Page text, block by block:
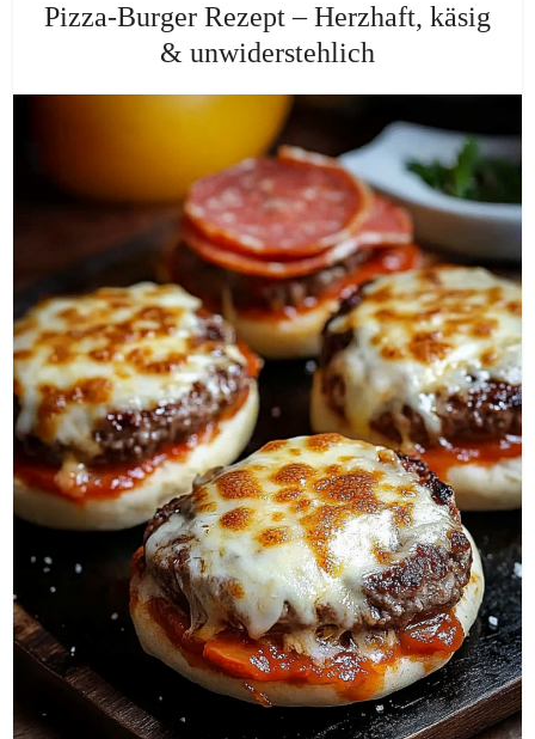
Pizza-Burger Rezept – Herzhaft, käsig
& unwiderstehlich